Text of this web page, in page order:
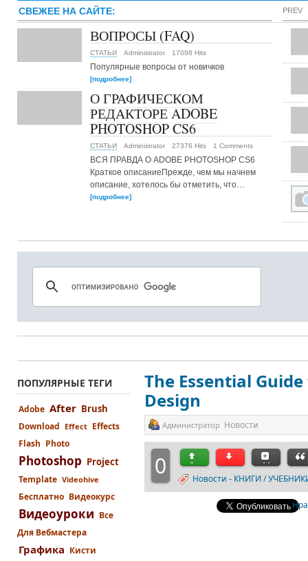
СВЕЖЕЕ НА САЙТЕ:
ВОПРОСЫ (FAQ)
СТАТЬИ Administrator 17098 Hits
Популярные вопросы от новичков
[подробнее]
О ГРАФИЧЕСКОМ
РЕДАКТОРЕ ADOBE
PHOTOSHOP CS6
СТАТЬИ Administrator 27376 Hits 1 Comments
ВСЯ ПРАВДА О ADOBE PHOTOSHOP CS6
Краткое описаниеПрежде, чем мы начнем
описание, хотелось бы отметить, что…
[подробнее]
PREV
The Essential Guide
Design
Администратор Новости
0 Новости - КНИГИ /
ПОПУЛЯРНЫЕ ТЕГИ
Adobe After Brush
Download Effect Effects
Flash Photo
Photoshop Project
Template Videohive
Бесплатно Видеокурс
Видеоуроки Все
Для Вебмастера
Графика Кисти